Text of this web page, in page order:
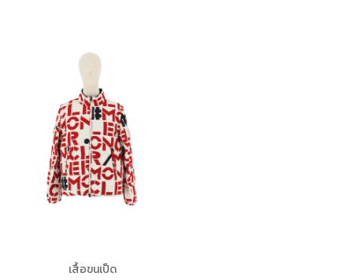
เสื้อขนเป็ด